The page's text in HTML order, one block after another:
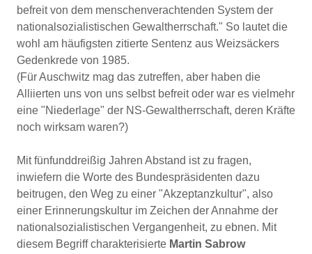
befreit von dem menschenverachtenden System der
nationalsozialistischen Gewaltherrschaft." So lautet die
wohl am häufigsten zitierte Sentenz aus Weizsäckers
Gedenkrede von 1985.
(Für Auschwitz mag das zutreffen, aber haben die
Alliierten uns von uns selbst befreit oder war es vielmehr
eine "Niederlage" der NS-Gewaltherrschaft, deren Kräfte
noch wirksam waren?)
Mit fünfunddreißig Jahren Abstand ist zu fragen,
inwiefern die Worte des Bundespräsidenten dazu
beitrugen, den Weg zu einer "Akzeptanzkultur", also
einer Erinnerungskultur im Zeichen der Annahme der
nationalsozialistischen Vergangenheit, zu ebnen. Mit
diesem Begriff charakterisierte Martin Sabrow